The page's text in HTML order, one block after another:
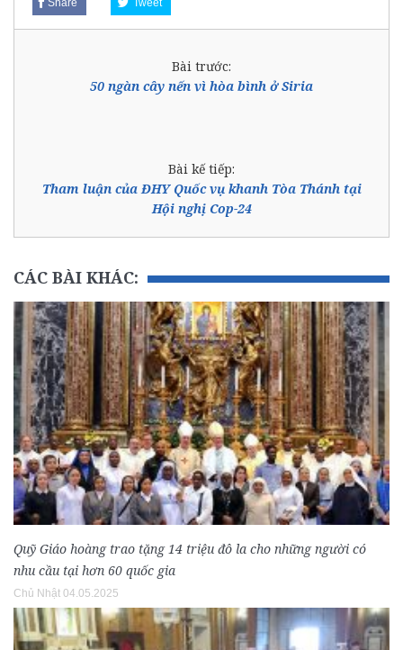
Share Tweet
Bài trước:
50 ngàn cây nến vì hòa bình ở Siria
Bài kế tiếp:
Tham luận của ĐHY Quốc vụ khanh Tòa Thánh tại
Hội nghị Cop-24
CÁC BÀI KHÁC:
Quỹ Giáo hoàng trao tặng 14 triệu đô la cho những người có
nhu cầu tại hơn 60 quốc gia
Chủ Nhật 04.05.2025